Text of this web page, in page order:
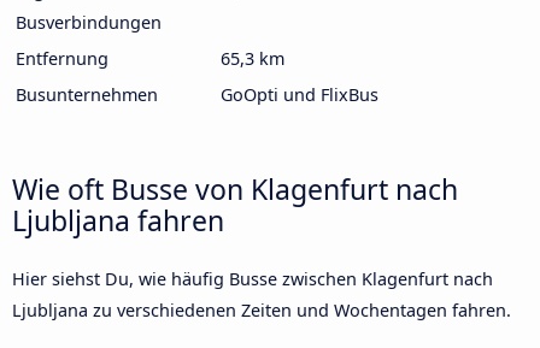
Busverbindungen
Entfernung
65,3 km
Busunternehmen
GoOpti und FlixBus
Wie oft Busse von Klagenfurt nach
Ljubljana fahren
Hier siehst Du, wie häufig Busse zwischen Klagenfurt nach
Ljubljana zu verschiedenen Zeiten und Wochentagen fahren.